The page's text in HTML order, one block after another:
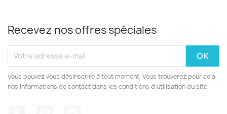
Recevez nos offres spéciales
Vous pouvez vous désinscrire à tout moment. Vous trouverez pour cela
nos informations de contact dans les conditions d'utilisation du site.